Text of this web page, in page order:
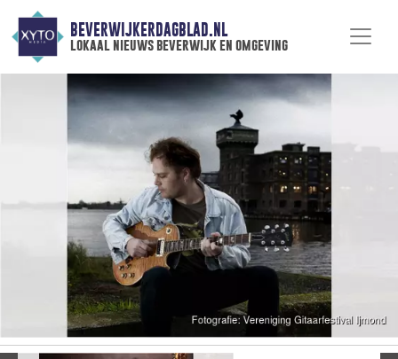
BEVERWIJKERDAGBLAD.NL
lokaal nieuws beverwijk en omgeving